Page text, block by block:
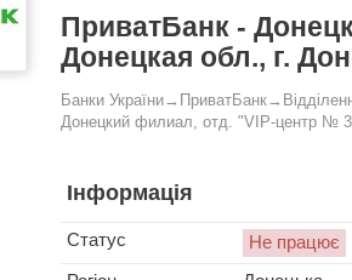
ПриватБанк -
Донецкая обл., г.
Банки України→ ПриватБанк→
Донецкий филиал, отд. "VIP-центр №
Інформація
Статус
Не працює